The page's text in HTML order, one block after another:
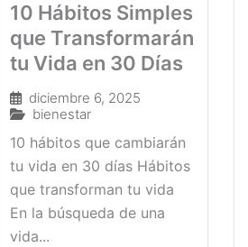
10 Hábitos Simples
que Transformarán
tu Vida en 30 Días
diciembre 6, 2025
bienestar
10 hábitos que cambiarán
tu vida en 30 días Hábitos
que transforman tu vida
En la búsqueda de una
vida...